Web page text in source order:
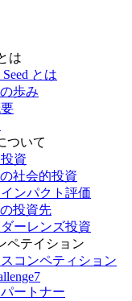
は
とは
歩み
ついて
資
社会的投資
ンパクト評価
投資先
ーレンズ投資
ペテイション
コンペティション
ートナー